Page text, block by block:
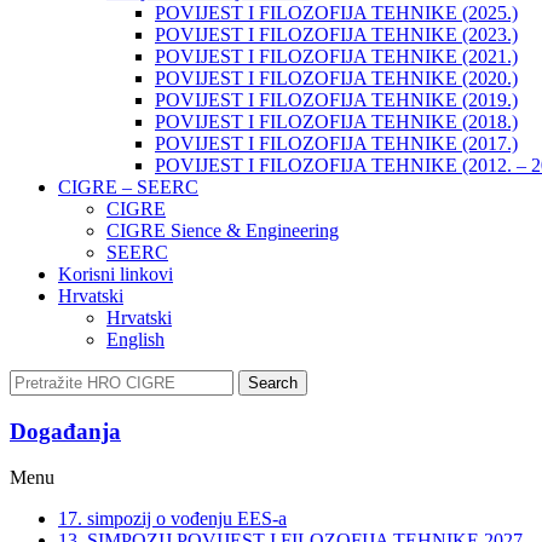
POVIJEST I FILOZOFIJA TEHNIKE (2025.)
POVIJEST I FILOZOFIJA TEHNIKE (2023.)
POVIJEST I FILOZOFIJA TEHNIKE (2021.)
POVIJEST I FILOZOFIJA TEHNIKE (2020.)
POVIJEST I FILOZOFIJA TEHNIKE (2019.)
POVIJEST I FILOZOFIJA TEHNIKE (2018.)
POVIJEST I FILOZOFIJA TEHNIKE (2017.)
POVIJEST I FILOZOFIJA TEHNIKE (2012. –
CIGRE – SEERC
CIGRE
CIGRE Sience & Engineering
SEERC
Korisni linkovi
Hrvatski
Hrvatski
English
Search
Događanja​
Menu
17. simpozij o vođenju EES-a